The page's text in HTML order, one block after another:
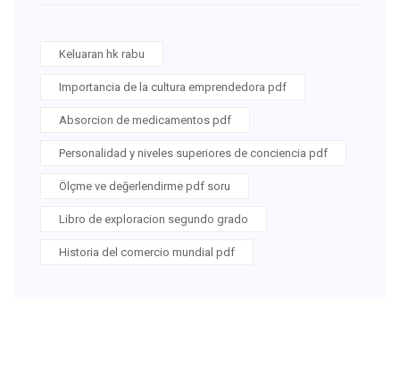
Keluaran hk rabu
Importancia de la cultura emprendedora pdf
Absorcion de medicamentos pdf
Personalidad y niveles superiores de conciencia pdf
Ölçme ve değerlendirme pdf soru
Libro de exploracion segundo grado
Historia del comercio mundial pdf